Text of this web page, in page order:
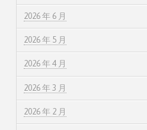
2026 年 6 月
2026 年 5 月
2026 年 4 月
2026 年 3 月
2026 年 2 月